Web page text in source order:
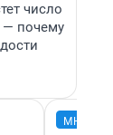
число
— почему